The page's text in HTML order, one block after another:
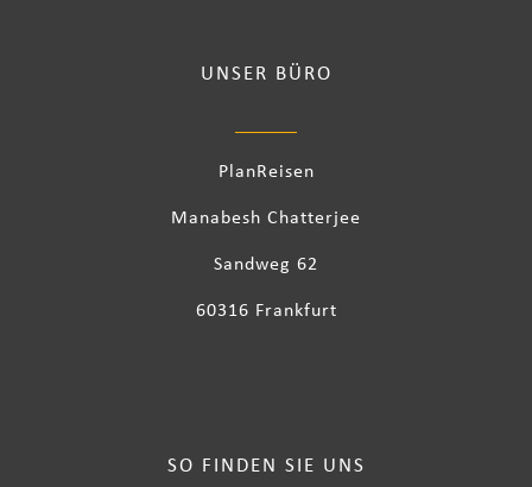
UNSER BÜRO
PlanReisen
Manabesh Chatterjee
Sandweg 62
60316 Frankfurt
SO FINDEN SIE UNS